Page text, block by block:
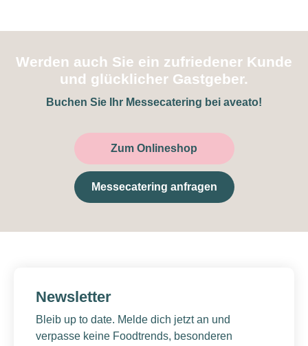
Werden auch Sie ein zufriedener Kunde
und glücklicher Gastgeber.
Buchen Sie Ihr Messecatering bei aveato!
Zum Onlineshop
Messecatering anfragen
Newsletter
Bleib up to date. Melde dich jetzt an und
verpasse keine Foodtrends, besonderen